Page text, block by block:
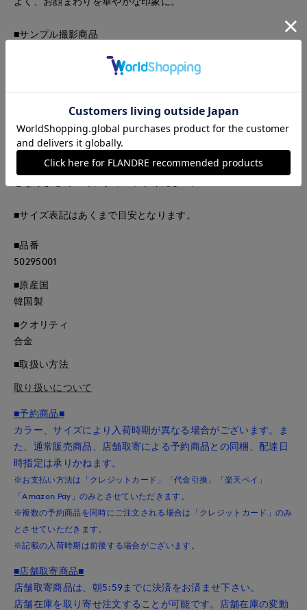
■サンプル撮影商品
材、デザイン等の仕様が若干変更になる場合がございます。
影をおこなっておりますが、照明の関係により実際の製品とは
色味が違って見える場合があります。またパソコン・スマート
フォンなどの環境により、若干製品と画像のカラーが異なる場
合もございます。現物と画像のカラー差異については返品理由
■サイズ表記はあくまで目安となります。
■品番
50295001
■原産国
韓国製
■クオリティ
合金
■取扱い方法
取り扱いについて
■予約商品■
カラー、サイズにより入荷時期が異なる場合がございます。ま
た、通常販売商品、店舗取寄による予約商品との同梱、配達日
時指定は承りかねます。
※お支払い方法は「クレジットカード」「代金引換」「楽天ペイ」
「Amazon Pay」のみとさせていただきます。
※複数の予約商品を同時にご注文される場合は「クレジットカード」のみ
とさせていただきます。
※記載の入荷時期は前後する場合がございます。
■店舗取寄商品■
店舗取寄商品は、朝5:59までに決済をお済ませ下さい。
店舗在庫を取り寄せ注文することが可能です。店舗在庫の変動